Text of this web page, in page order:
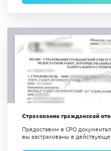
Страхование гражданской
Предоставим в СРО
вы застрахованы в